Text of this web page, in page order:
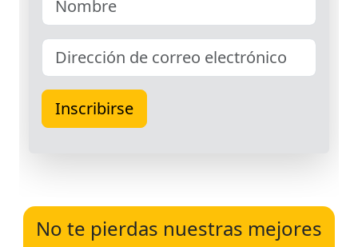
No te pierdas nuestras mejores